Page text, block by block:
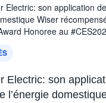
Electric: son
l’énergie